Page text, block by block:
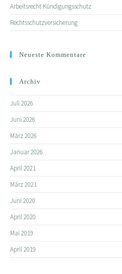
Arbeitsrecht Kündigungsschutz
Rechtsschutzversicherung
Neueste Kommentare
Archiv
Juli 2026
Juni 2026
März 2026
Januar 2026
April 2021
März 2021
Juni 2020
April 2020
Mai 2019
April 2019